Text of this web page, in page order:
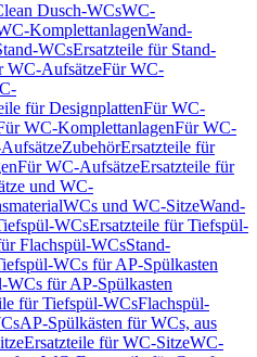
Dusch-WCsWC-
KomplettanlagenWand-
WCsErsatzteile für Stand-
WC-AufsätzeFür WC-
für DesignplattenFür WC-
WC-KomplettanlagenFür WC-
ZubehörErsatzteile für
Für WC-AufsätzeErsatzteile für
und WC-
WCs und WC-SitzeWand-
WCsErsatzteile für Tiefspül-
Flachspül-WCsStand-
WCs für AP-Spülkasten
WCs für AP-Spülkasten
für Tiefspül-WCsFlachspül-
AP-Spülkästen für WCs, aus
Ersatzteile für WC-SitzeWC-